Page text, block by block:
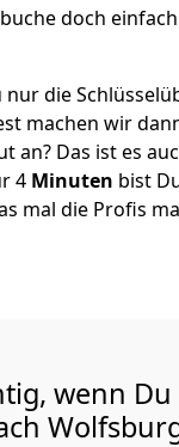
doch
die
machen wir
an? Das ist es
4 Minuten bist
mal die Profis
wenn Du